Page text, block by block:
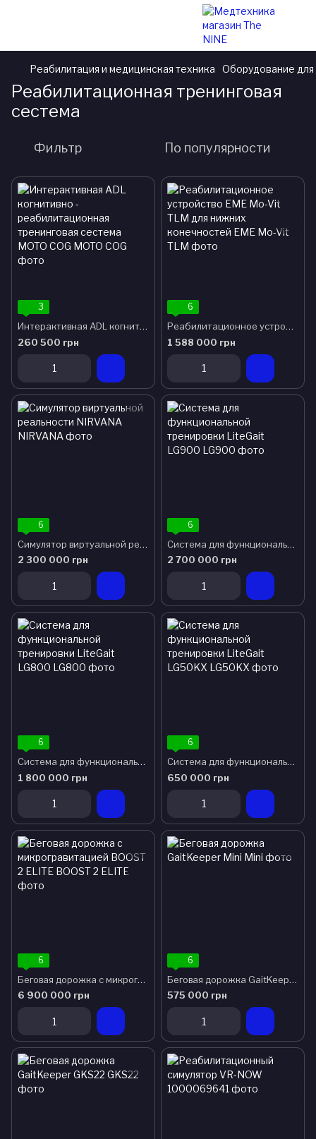
Реабилитация и медицинская техника Оборудование
Реабилитационная тренинговая
сестема
Фильтр По популярности
3
Интерактивная ADL когнитивно - реабилитационная тренинговая сестема MOTO COG
260 500 грн
6
Реабилитационное устройство ЕМЕ Mo-Vit TLM для нижних конечностей
1 588 000 грн
6
Симулятор виртуальной реальности NIRVANA
2 300 000 грн
6
Система для функциональной тренировки LiteGait LG900
2 700 000 грн
6
Система для функциональной тренировки LiteGait LG800
1 800 000 грн
6
Система для функциональной тренировки LiteGait LG50KX
650 000 грн
6
Беговая дорожка с микрогравитацией BOOST 2 ELITE
6 900 000 грн
6
Беговая дорожка GaitKeeper Mini
575 000 грн